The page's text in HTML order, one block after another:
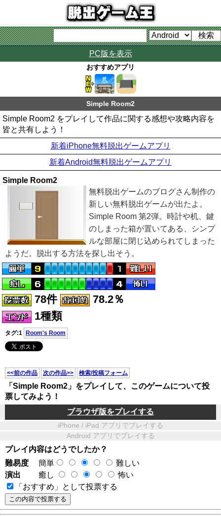
PC版を表示
おすすめアプリ
Simple Room2
Simple Room2 をプレイして作品に関する感想や攻略内容を
皆と共有しよう！
新着iPhone無料脱出ゲームアプリ
新着Android無料脱出ゲームアプリ
Simple Room2
無料脱出ゲームのブログさん制作の
新しい無料脱出ゲームが出たよ。
Simple Room 第2弾。時計や机、鍵
のしまった箱が置いてある、シンプ
ルな部屋に閉じ込められてしまった
ようだ。脱出する方法を探し出そう。
78件
78.2％
1種類
タグ:1 Room's Room
<<前の作品 次の作品>> 検索/投稿フォーム
「Simple Room2」をプレイして、このゲームについて投
票してみよう！
ブラウザ版をプレイする
iPhone / iPad アプリでプレイする
Android アプリでプレイする
プレイ内容はどうでしたか？
難易度
簡単
難しい
演出
癒し
怖い
「おすすめ」として投票する